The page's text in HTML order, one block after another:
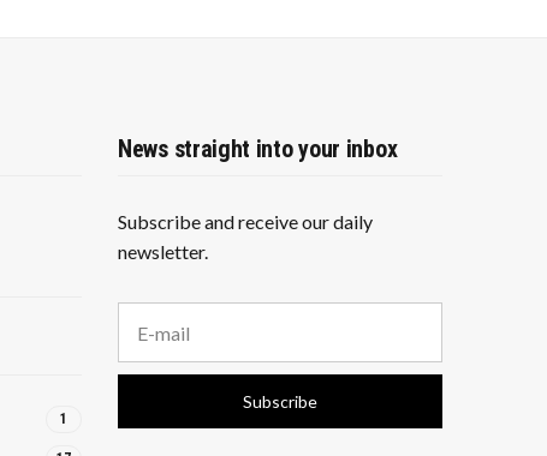
1
News straight into your inbox
Subscribe and receive our daily
newsletter.
a
i
a
Subscribe